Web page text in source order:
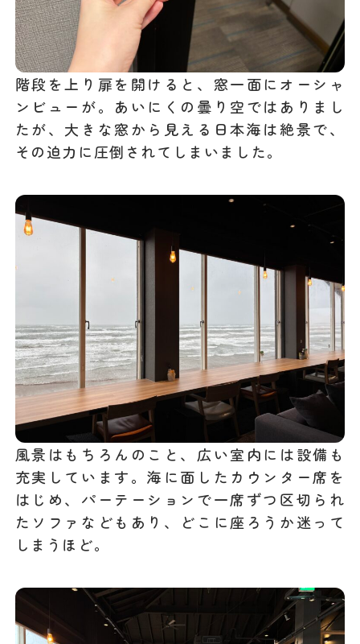
階段を上り扉を開けると、窓一面にオーシャ
ンビューが。あいにくの曇り空ではありまし
たが、大きな窓から見える日本海は絶景で、
その迫力に圧倒されてしまいました。
風景はもちろんのこと、広い室内には設備も
充実しています。海に面したカウンター席を
はじめ、パーテーションで一席ずつ区切られ
たソファなどもあり、どこに座ろうか迷って
しまうほど。